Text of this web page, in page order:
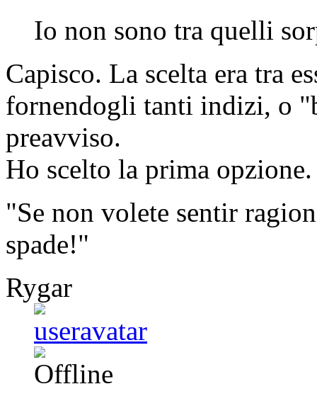
Io non sono tra quelli
Capisco. La scelta era tra
fornendogli tanti indizi, o
preavviso.
Ho scelto la prima opzione.
"Se non volete sentir
spade!"
Rygar